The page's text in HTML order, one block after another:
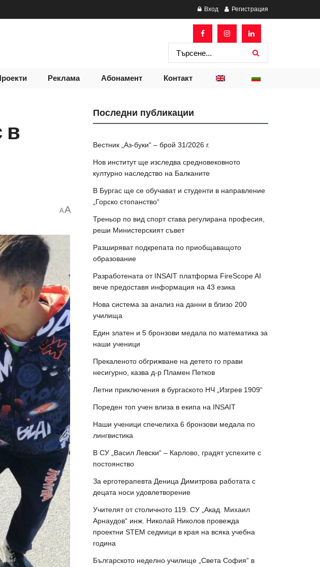
Вход Регистрация
Реклама Абонамент Контакт
в
AA
Последни публикации
Вестник „Аз-буки“ – брой 31/2026 г.
Нов институт ще изследва средновековното
културно наследство на Балканите
В Бургас ще се обучават и студенти в направление
„Горско стопанство“
Треньор по вид спорт става регулирана професия,
реши Министерският съвет
Разширяват подкрепата по приобщаващото
образование
Разработената от INSAIT платформа FireScope AI
вече предоставя информация на 43 езика
Нова система за анализ на данни в близо 200
училища
Един златен и 5 бронзови медала по математика за
наши ученици
Прекаленото обгрижване на детето го прави
несигурно, казва д-р Пламен Петков
Летни приключения в бургаското НЧ „Изгрев 1909“
Пореден топ учен влиза в екипа на INSAIT
Наши ученици спечелиха 6 бронзови медала по
лингвистика
В СУ „Васил Левски“ – Карлово, градят успехите с
постоянство
За ерготерапевта Деница Димитрова работата с
децата носи удовлетворение
Учителят от столичното 119. СУ „Акад. Михаил
Арнаудов“ инж. Николай Николов провежда
проектни STEM седмици в края на всяка учебна
година
Българското неделно училище „Света София“ в